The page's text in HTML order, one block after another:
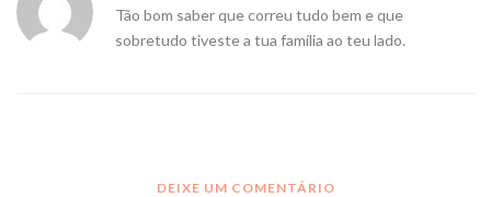
Tão bom saber que correu tudo bem e que
sobretudo tiveste a tua família ao teu lado.
DEIXE UM COMENTÁRIO